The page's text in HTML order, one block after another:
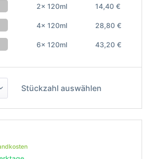
2x 120ml 14,40 €
4x 120ml 28,80 €
6x 120ml 43,20 €
Stückzahl auswählen